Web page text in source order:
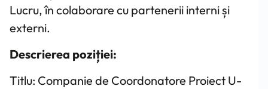
Lucru, în colaborare cu partenerii interni și
externi.
Descrierea poziției:
Titlu: Companie de Coordonatore Proiect U-